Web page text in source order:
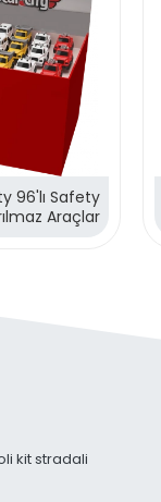
96'lı Safety
Araçlar
kit stradali